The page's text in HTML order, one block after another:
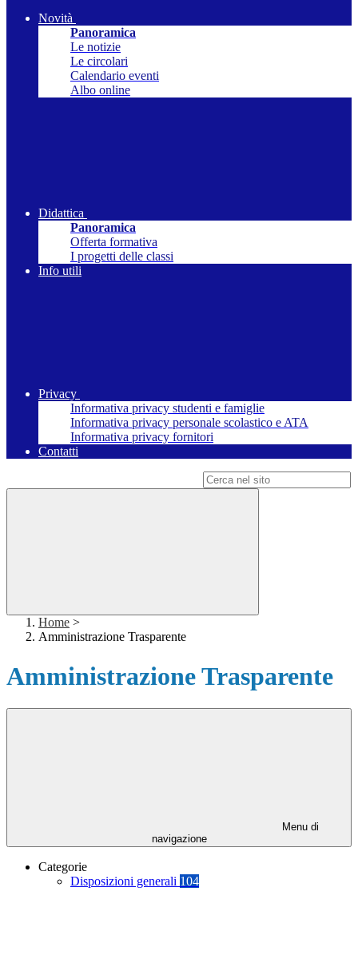
Novità
Panoramica
Le notizie
Le circolari
Calendario eventi
Albo online
Didattica
Panoramica
Offerta formativa
I progetti delle classi
Info utili
Privacy
Informativa privacy studenti e famiglie
Informativa privacy personale scolastico e ATA
Informativa privacy fornitori
Contatti
Home >
Amministrazione Trasparente
Amministrazione Trasparente
Menu di
navigazione
Categorie
Disposizioni generali 104